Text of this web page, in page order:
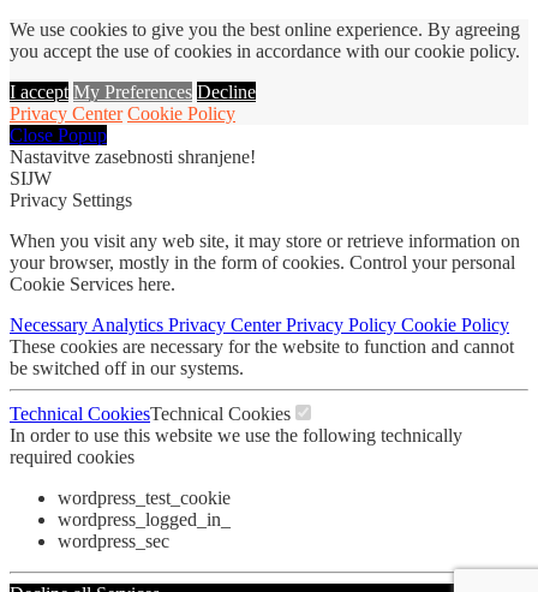
We use cookies to give you the best online experience. By agreeing
you accept the use of cookies in accordance with our cookie policy.
I accept My Preferences Decline
Privacy Center Cookie Policy
Close Popup
Nastavitve zasebnosti shranjene!
SIJW
Privacy Settings
When you visit any web site, it may store or retrieve information on
your browser, mostly in the form of cookies. Control your personal
Cookie Services here.
Necessary Analytics Privacy CenterPrivacy Policy Cookie Policy
These cookies are necessary for the website to function and cannot
be switched off in our systems.
Technical CookiesTechnical Cookies
In order to use this website we use the following technically
required cookies
wordpress_test_cookie
wordpress_logged_in_
wordpress_sec